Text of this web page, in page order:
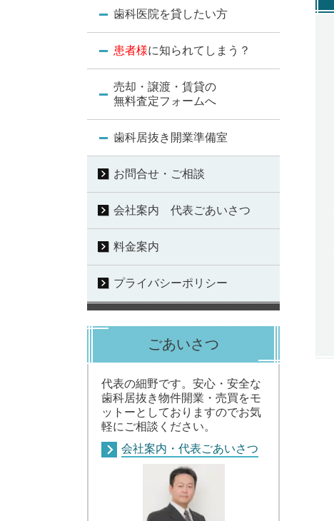
歯科医院を貸したい方
患者様に知られてしまう？
売却・譲渡・賃貸の
無料査定フォームへ
歯科居抜き開業準備室
お問合せ・ご相談
会社案内 代表ごあいさつ
料金案内
プライバシーポリシー
ごあいさつ
代表の細野です。安心・安全な
歯科居抜き物件開業・売買をモ
ットーとしておりますのでお気
軽にご相談ください。
会社案内・代表ごあいさつ